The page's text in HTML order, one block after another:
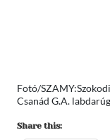
Fotó/
Csanád G.A.
Share this: